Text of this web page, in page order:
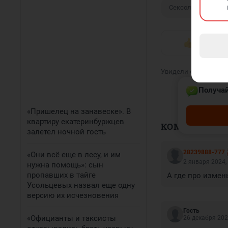
«Пришелец на занавеске». В
квартиру екатеринбуржцев
залетел ночной гость
«Они всё еще в лесу, и им
нужна помощь»: сын
пропавших в тайге
Усольцевых назвал еще одну
версию их исчезновения
«Официанты и таксисты
Сексолог Секс
Увидели опечатку?
28239888-777
2 января 2024,
А где про
Гость
26 декабря